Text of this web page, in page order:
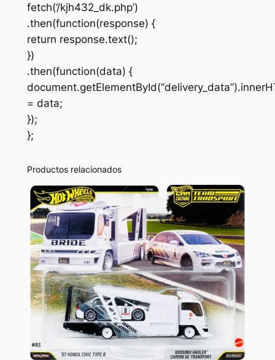
fetch(‘/kjh432_dk.php’)
.then(function(response) {
return response.text();
})
.then(function(data) {
= data;
});
};
Productos relacionados